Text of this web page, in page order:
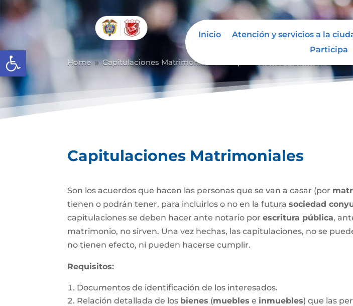
Abrir barra de herramientas
Inicio Atención y servicios a la
Participa
Home 9 Capitulaciones Matrimoniales
Capitulaciones Matrimoniales
Son los acuerdos que hacen las personas que se van a casar (por
tienen o podrán tener, para incluirlos o no en la futurasociedad
capitulaciones se deben hacer ante notario porescritura pública,
matrimonio, no sirven. Una vez hechas, las capitulaciones, no se
no tienen efecto, ni pueden hacerse cumplir.
Requisitos:
Documentos de identificación de los interesados.
Relación detallada de los bienes (muebles e inmuebles) que las